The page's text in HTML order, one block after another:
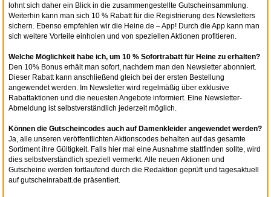
lohnt sich daher ein Blick in die zusammengestellte Gutscheinsammlung.
Weiterhin kann man sich 10 % Rabatt für die Registrierung des Newsletters
sichern. Ebenso empfehlen wir die Heine.de – App! Durch die App kann man
sich weitere Vorteile einholen und von speziellen Aktionen profitieren.
Welche Möglichkeit habe ich, um 10 % Sofortrabatt für Heine zu erhalten?
Den 10% Bonus erhält man sofort, nachdem man den Newsletter abonniert.
Dieser Rabatt kann anschließend gleich bei der ersten Bestellung
angewendet werden. Im Newsletter wird regelmäßig über exklusive
Rabattaktionen und die neuesten Angebote informiert. Eine Newsletter-
Abmeldung ist selbstverständlich jederzeit möglich.
Können die Gutscheincodes auch auf Damenkleider angewendet werden?
Ja, alle unseren veröffentlichten Aktionscodes behalten auf das gesamte
Sortiment ihre Gültigkeit. Falls hier mal eine Ausnahme stattfinden sollte, wird
dies selbstverständlich speziell vermerkt. Alle neuen Aktionen und
Gutscheine werden fortlaufend durch die Redaktion geprüft und tagesaktuell
auf gutscheinrabatt.de präsentiert.